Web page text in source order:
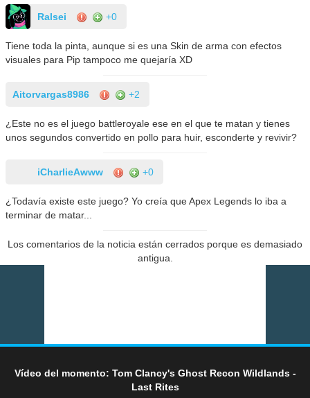
Ralsei +0
Tiene toda la pinta, aunque si es una Skin de arma con efectos
visuales para Pip tampoco me quejaría XD
Aitorvargas8986 +2
¿Este no es el juego battleroyale ese en el que te matan y tienes
unos segundos convertido en pollo para huir, esconderte y revivir?
iCharlieAwww +0
¿Todavía existe este juego? Yo creía que Apex Legends lo iba a
terminar de matar...
Los comentarios de la noticia están cerrados porque es demasiado
antigua.
Vídeo del momento: Tom Clancy's Ghost Recon Wildlands -
Last Rites